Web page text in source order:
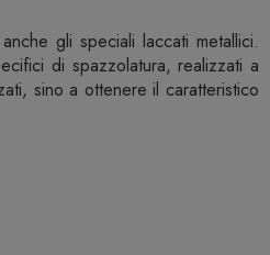
gli speciali laccati metallici.
di spazzolatura, realizzati a
sino a ottenere il caratteristico